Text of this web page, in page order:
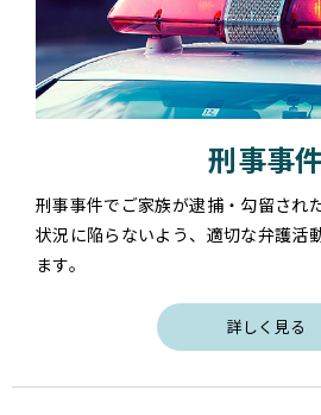
刑事事件
刑事事件でご家族が逮捕・勾留され
状況に陥らないよう、適切な弁護活
ます。
詳しく見る